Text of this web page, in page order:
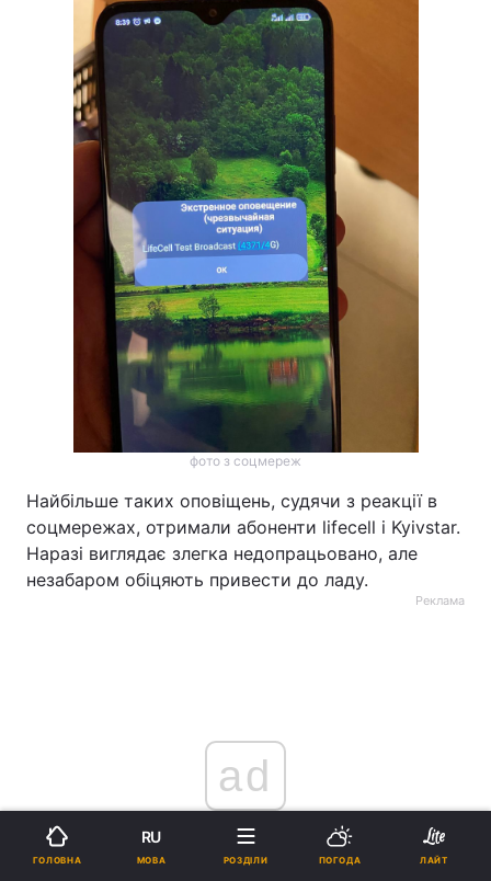
фото з соцмереж
Найбільше таких оповіщень, судячи з реакції в
соцмережах, отримали абоненти lifecell і Kyivstar.
Наразі виглядає злегка недопрацьовано, але
незабаром обіцяють привести до ладу.
Реклама
ad
ГОЛОВНА
RU
МОВА РОЗДІЛИ ПОГОДА ЛАЙТ